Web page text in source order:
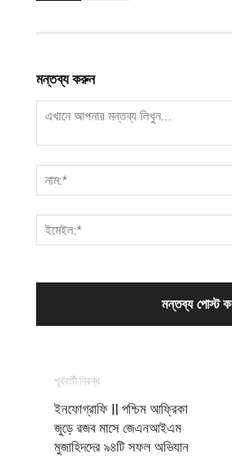
মন্তব্য করুন
পূর্ববর্তী নিবন্ধ
ইনফোগ্রাফি || পশ্চিম আফ্রিকা
জুড়ে রজব মাসে জেএনআইএম
মুজাহিদদের ৯৪টি সফল অভিযান